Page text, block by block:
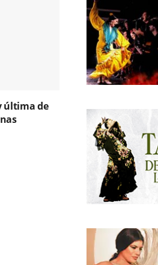
última de